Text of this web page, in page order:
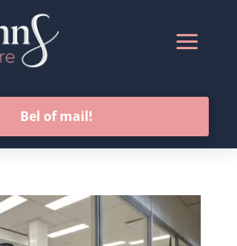
Bel of mail!